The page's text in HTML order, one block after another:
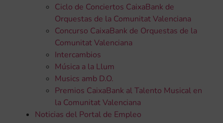
Ciclo de Conciertos CaixaBank de
Orquestas de la Comunitat Valenciana
Concurso CaixaBank de Orquestas de la
Comunitat Valenciana
Intercambios
Música a la Llum
Musics amb D.O.
Premios CaixaBank al Talento Musical en
la Comunitat Valenciana
Noticias del Portal de Empleo